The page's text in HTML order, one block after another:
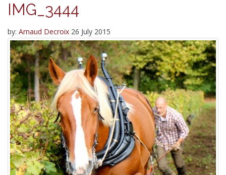
IMG_3444
by: Arnaud Decroix 26 July 2015